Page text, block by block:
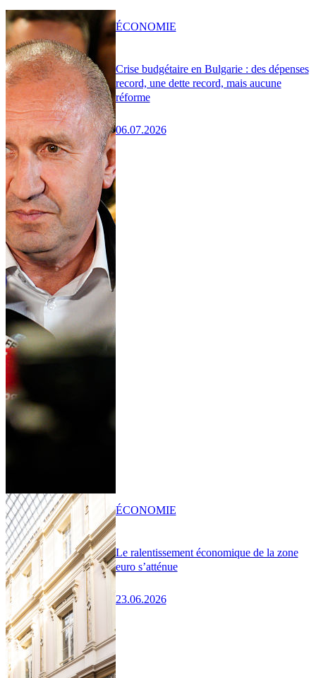
Crise budgétaire en Bulgarie : des dépenses
record, une dette record, mais aucune
réforme
06.07.2026
ÉCONOMIE
Le ralentissement économique de la zone
euro s’atténue
23.06.2026
ÉCONOMIE